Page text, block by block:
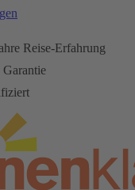
Reise-Erfahrung
Garantie